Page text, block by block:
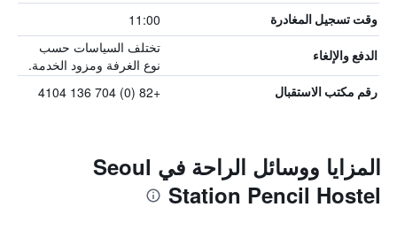
وقت تسجيل المغادرة 11:00
الدفع والإلغاء
تختلف السياسات حسب
نوع الغرفة ومزود الخدمة.
رقم مكتب الاستقبال +82 (0) 704 136 4104
المزايا ووسائل الراحة في Seoul
Station Pencil Hostel